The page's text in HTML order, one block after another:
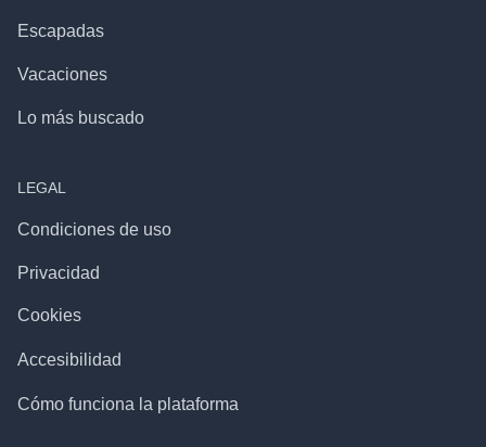
Escapadas
Vacaciones
Lo más buscado
LEGAL
Condiciones de uso
Privacidad
Cookies
Accesibilidad
Cómo funciona la plataforma